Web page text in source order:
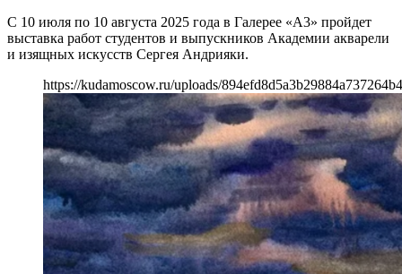
С 10 июля по 10 августа 2025 года в Галерее «А3» пройдет
выставка работ студентов и выпускников Академии акварели
и изящных искусств Сергея Андрияки.
https://kudamoscow.ru/uploads/